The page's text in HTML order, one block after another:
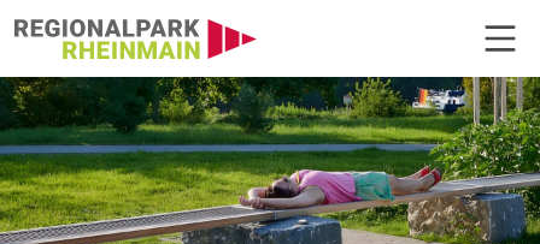
Bebauter Raum – eine Station
Hauptnavigation